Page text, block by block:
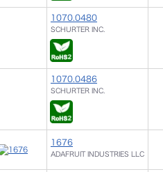
1070.0480
SCHURTER INC.
1070.0486
SCHURTER INC.
1676
ADAFRUIT INDUSTRIES LLC